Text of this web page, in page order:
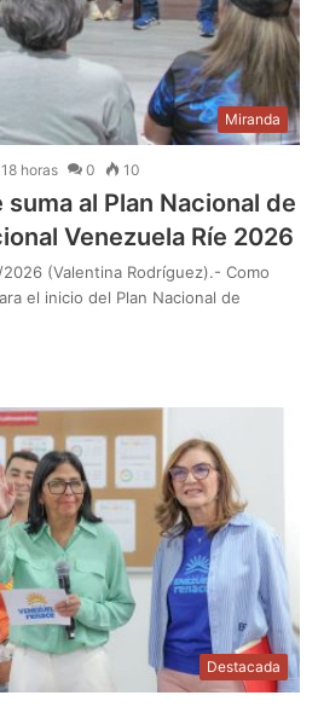
Miranda
horas 0 10
al Plan Nacional de
Venezuela Ríe 2026
(Valentina Rodríguez).- Como
el inicio del Plan Nacional de
Destacada